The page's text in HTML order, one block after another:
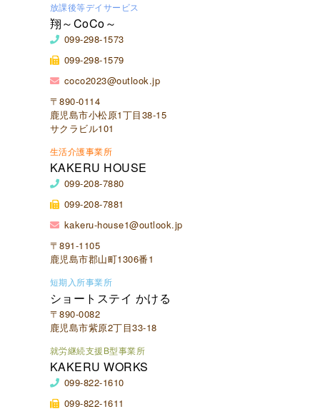
放課後等デイサービス
翔～CoCo～
099-298-1573
099-298-1579
coco2023@outlook.jp
〒890-0114
鹿児島市小松原1丁目38-15
サクラビル101
生活介護事業所
KAKERU HOUSE
099-208-7880
099-208-7881
kakeru-house1@outlook.jp
〒891-1105
鹿児島市郡山町1306番1
短期入所事業所
ショートステイ かける
〒890-0082
鹿児島市紫原2丁目33-18
就労継続支援B型事業所
KAKERU WORKS
099-822-1610
099-822-1611